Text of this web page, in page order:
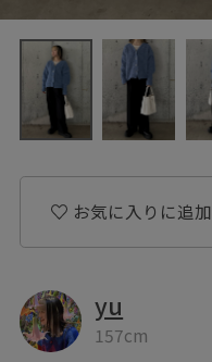
お気に入りに追加
yu
157cm